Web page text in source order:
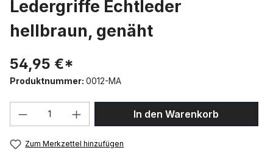
Ledergriffe Echtleder
hellbraun, genäht
54,95 €*
Produktnummer: 0012-MA
Produkt Anzahl: Gib den gewünschten
In den Warenkorb
Zum Merkzettel hinzufügen